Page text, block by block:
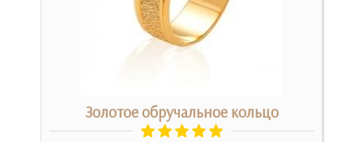
Золотое обручальное кольцо